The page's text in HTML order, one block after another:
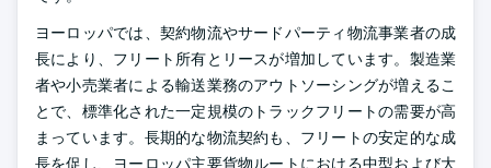
ヨーロッパでは、契約物流やサードパーティ物流事業者の成
長により、フリート所有とリースが増加しています。製造業
者や小売業者による輸送業務のアウトソーシングが増えるこ
とで、標準化された一定規模のトラックフリートの需要が高
まっています。長期的な物流契約も、フリートの安定的な成
長を促し、ヨーロッパ主要貨物ルートにおける中型および大